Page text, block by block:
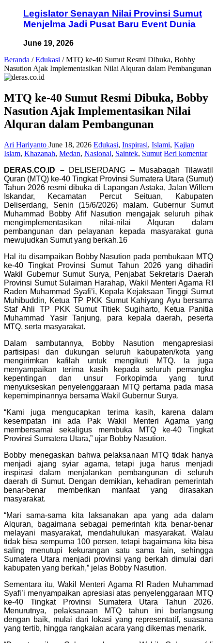
Legislator Senayan Nilai Provinsi Sumut
Menjelma Jadi Pusat Baru Event Dunia
June 19, 2026
Beranda / Edukasi / MTQ ke-40 Sumut Resmi Dibuka, Bobby
Nasution Ajak Implementasikan Nilai Alquran dalam Pembangunan
MTQ ke-40 Sumut Resmi Dibuka, Bobby
Nasution Ajak Implementasikan Nilai
Alquran dalam Pembangunan
Ari Hariyanto June 18, 2026 Edukasi, Inspirasi, Islami, Kajian
Islam, Khazanah, Medan, Nasional, Saintek, Sumut Beri komentar
DERAS.CO.ID –DELISERDANG – Musabaqah Tilawatil
Quran (MTQ) ke-40 Tingkat Provinsi Sumatera Utara (Sumut)
Tahun 2026 resmi dibuka di Lapangan Astaka, Jalan Willem
Iskandar, Kecamatan Percut Seituan, Kabupaten
Deliserdang, Senin (15/6/2026) malam. Gubernur Sumut
Muhammad Bobby Afif Nasution mengajak seluruh pihak
mengimplementasikan nilai-nilai Alquran dalam
pembangunan dan pelayanan kepada masyarakat guna
mewujudkan Sumut yang berkah.16
Hal itu disampaikan Bobby Nasution pada pembukaan MTQ
ke-40 Tingkat Provinsi Sumut Tahun 2026 yang dihadiri
Wakil Gubernur Sumut Surya, Penjabat Sekretaris Daerah
Provinsi Sumut Sulaiman Harahap, Wakil Menteri Agama RI
Raden Muhammad Syafi’i, Kepala Kejaksaan Tinggi Sumut
Muhibuddin, Ketua TP PKK Sumut Kahiyang Ayu bersama
Staf Ahli TP PKK Sumut Titiek Sugiharto, Ketua Panitia
Muhammad Yasir Tanjung, para kepala daerah, peserta
MTQ, serta masyarakat.
Dalam sambutannya, Bobby Nasution mengapresiasi
partisipasi dan dukungan seluruh kabupaten/kota yang
mengirimkan kafilah untuk mengikuti MTQ. Ia juga
menyampaikan terima kasih kepada seluruh pemangku
kepentingan dan unsur Forkopimda yang turut
menyukseskan penyelenggaraan MTQ pertama pada masa
kepemimpinannya bersama Wakil Gubernur Surya.
“Kami juga mengucapkan terima kasih, karena dalam
kesempatan ini ada Pak Wakil Menteri Agama yang
membersamai sekaligus membuka MTQ ke-40 Tingkat
Provinsi Sumatera Utara,” ujar Bobby Nasution.
Bobby menegaskan bahwa pelaksanaan MTQ tidak hanya
menjadi ajang syiar agama, tetapi juga harus menjadi
inspirasi dalam menjalankan pembangunan di seluruh
daerah di Sumut. Dengan demikian, kehadiran pemerintah
benar-benar memberikan manfaat yang dirasakan
masyarakat.
“Mari sama-sama kita laksanakan apa yang ada dalam
Alquran, bagaimana sebagai pemerintah kita benar-benar
melayani masyarakat, mendahulukan masyarakat. Walau
tidak bisa sempurna 100 persen, tetapi bagaimana kita bisa
saling menutupi kekurangan satu sama lain, sehingga
Sumatera Utara menjadi provinsi yang berkah dimulai dari
kabupaten yang berkah,” jelas Bobby Nasution.
Sementara itu, Wakil Menteri Agama RI Raden Muhammad
Syafi’i menyampaikan apresiasi atas penyelenggaraan MTQ
ke-40 Tingkat Provinsi Sumatera Utara Tahun 2026.
Menurutnya, pelaksanaan MTQ tahun ini berlangsung
dengan baik, mulai dari lokasi yang representatif, suasana
yang tertib, hingga rangkaian acara yang dikemas menarik.